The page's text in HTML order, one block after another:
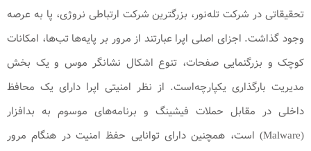
تحقیقاتی در شرکت تله‌نور، بزرگترین شرکت ارتباطی نروژی، پا به عرصه
وجود گذاشت. اجزای اصلی اپرا عبارتند از مرور بر پایه‌ها تب‌ها، امکانات
کوچک و بزرگنمایی صفحات، تنوع اشکال نشانگر موس و یک بخش
مدیریت بارگذاری یکپارچه‌است. از نظر امنیتی اپرا دارای یک محافظ
داخلی در مقابل حملات فیشینگ و برنامه‌های موسوم به بدافزار
(Malware) است، همچنین دارای توانایی حفظ امنیت در هنگام مرور